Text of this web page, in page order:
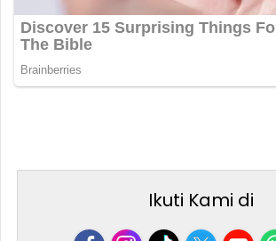
Ikuti Kami di